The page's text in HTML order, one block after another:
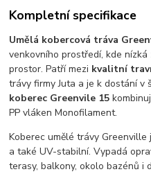
Kompletní specifikace
Umělá kobercová tráva
venkovního prostředí, kde
prostor.Patří mezi kvalitní
trávy firmy Juta a je k dostánív
koberec Greenvile 15
PP vláken Monofilament.
Koberec umělé trávy Greenville
a také UV-stabilní. Vypadá
terasy, balkony, okolo bazénů i